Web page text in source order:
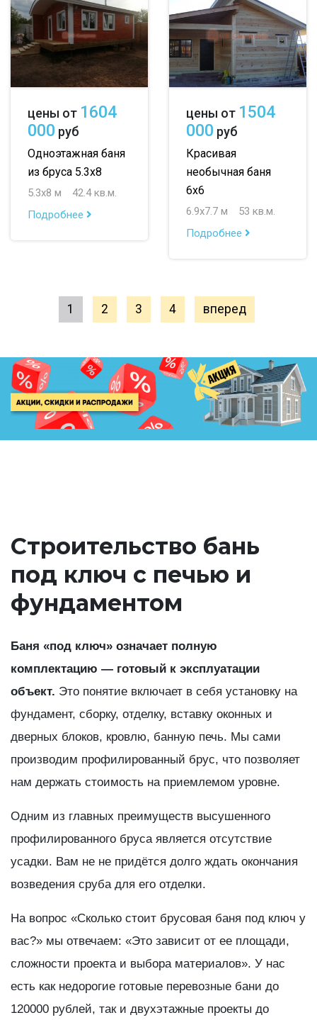
цены от 1604
000 руб
Одноэтажная баня
из бруса 5.3х8
5.3х8 м
42.4 кв.м.
Подробнее
цены от 1504
000 руб
Красивая
необычная баня
6х6
6.9х7.7 м
53 кв.м.
Подробнее
1 2 3 4 вперед
Строительство бань
под ключ с печью и
фундаментом
Баня «под ключ» означает полную
комплектацию — готовый к эксплуатации
объект. Это понятие включает в себя установку на
фундамент, сборку, отделку, вставку оконных и
дверных блоков, кровлю, банную печь. Мы сами
производим профилированный брус, что позволяет
нам держать стоимость на приемлемом уровне.
Одним из главных преимуществ высушенного
профилированного бруса является отсутствие
усадки. Вам не не придётся долго ждать окончания
возведения сруба для его отделки.
На вопрос «Сколько стоит брусовая баня под ключ у
вас?» мы отвечаем: «Это зависит от ее площади,
сложности проекта и выбора материалов». У нас
есть как недорогие готовые перевозные бани до
120000 рублей, так и двухэтажные проекты до